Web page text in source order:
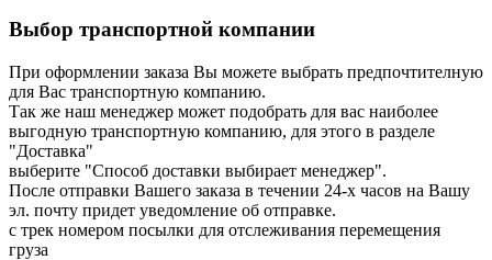
Выбор транспортной компании
При оформлении заказа Вы можете выбрать предпочтителную
для Вас транспортную компанию.
Так же наш менеджер может подобрать для вас наиболее
выгодную транспортную компанию, для этого в разделе
"Доставка"
выберите "Способ доставки выбирает менеджер".
После отправки Вашего заказа в течении 24-х часов на Вашу
эл. почту придет уведомление об отправке.
с трек номером посылки для отслеживания перемещения
груза